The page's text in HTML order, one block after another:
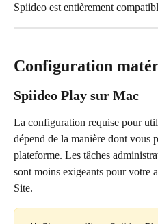
Spiideo est entièrement
Configuration
Spiideo Play sur Mac
La configuration requise pour
dépend de la manière dont vous
plateforme. Les tâches
sont moins exigeants pour votre
Site.